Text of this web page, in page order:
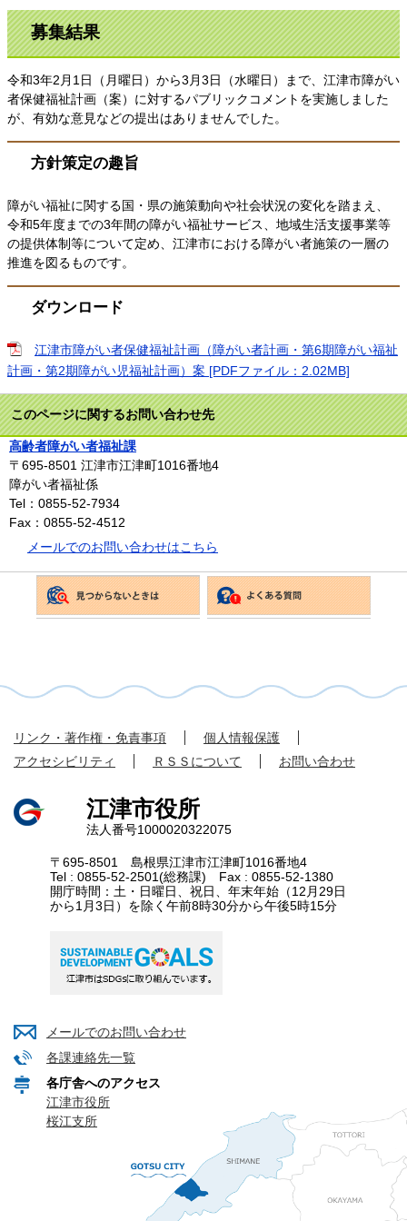
募集結果
令和3年2月1日（月曜日）から3月3日（水曜日）まで、江津市障がい
者保健福祉計画（案）に対するパブリックコメントを実施しました
が、有効な意見などの提出はありませんでした。
方針策定の趣旨
障がい福祉に関する国・県の施策動向や社会状況の変化を踏まえ、
令和5年度までの3年間の障がい福祉サービス、地域生活支援事業等
の提供体制等について定め、江津市における障がい者施策の一層の
推進を図るものです。
ダウンロード
江津市障がい者保健福祉計画（障がい者計画・第6期障がい福祉
計画・第2期障がい児福祉計画）案 [PDFファイル：2.02MB]
このページに関するお問い合わせ先
高齢者障がい者福祉課
〒695-8501 江津市江津町1016番地4
障がい者福祉係
Tel：0855-52-7934
Fax：0855-52-4512
メールでのお問い合わせはこちら
リンク・著作権・免責事項
個人情報保護
アクセシビリティ
ＲＳＳについて お問い合わせ
江津市役所
法人番号1000020322075
〒695-8501 島根県江津市江津町1016番地4
Tel : 0855-52-2501(総務課) Fax : 0855-52-1380
開庁時間：土・日曜日、祝日、年末年始（12月29日
から1月3日）を除く午前8時30分から午後5時15分
メールでのお問い合わせ
各課連絡先一覧
各庁舎へのアクセス
江津市役所
桜江支所